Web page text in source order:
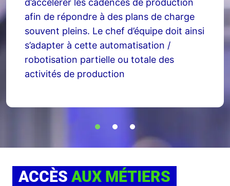
d’accélérer les cadences de production
afin de répondre à des plans de charge
souvent pleins. Le chef d’équipe doit ainsi
s’adapter à cette automatisation /
robotisation partielle ou totale des
activités de production
ACCÈS AUX MÉTIERS